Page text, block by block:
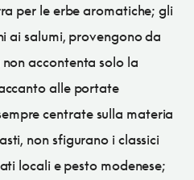
per le erbe aromatiche; gli
ai salumi, provengono da
accontenta solo la
alle portate
centrate sulla materia
non sfigurano i classici
locali e pesto modenese;